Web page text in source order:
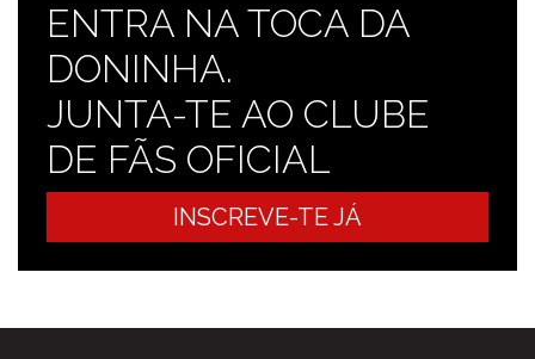
ENTRA NA TOCA DA
DONINHA.
JUNTA-TE AO CLUBE
DE FÃS OFICIAL
INSCREVE-TE JÁ